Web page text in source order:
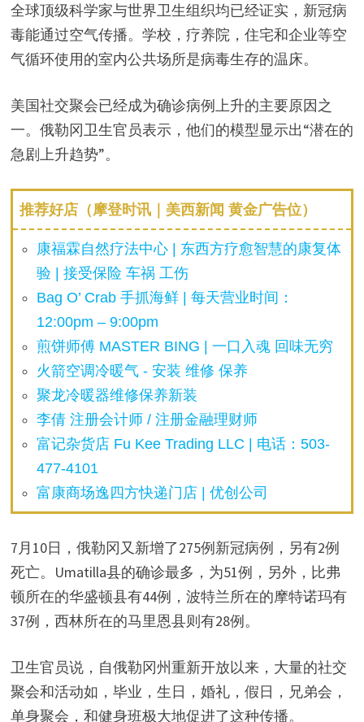
全球顶级科学家与世界卫生组织均已经证实，新冠病
毒能通过空气传播。学校，疗养院，住宅和企业等空
气循环使用的室内公共场所是病毒生存的温床。
美国社交聚会已经成为确诊病例上升的主要原因之
一。俄勒冈卫生官员表示，他们的模型显示出“潜在的
急剧上升趋势”。
推荐好店（摩登时讯｜美西新闻 黄金广告位）
康福霖自然疗法中心 | 东西方疗愈智慧的康复体
验 | 接受保险 车祸 工伤
Bag O’ Crab 手抓海鲜 | 每天营业时间：
12:00pm – 9:00pm
煎饼师傅 MASTER BING | 一口入魂 回味无穷
火箭空调冷暖气 - 安装 维修 保养
聚龙冷暖器维修保养新装
李倩 注册会计师 / 注册金融理财师
富记杂货店 Fu Kee Trading LLC | 电话：503-
477-4101
富康商场逸四方快递门店 | 优创公司
7月10日，俄勒冈又新增了275例新冠病例，另有2例
死亡。Umatilla县的确诊最多，为51例，另外，比弗
顿所在的华盛顿县有44例，波特兰所在的摩特诺玛有
37例，西林所在的马里恩县则有28例。
卫生官员说，自俄勒冈州重新开放以来，大量的社交
聚会和活动如，毕业，生日，婚礼，假日，兄弟会，
单身聚会，和健身班极大地促进了这种传播。